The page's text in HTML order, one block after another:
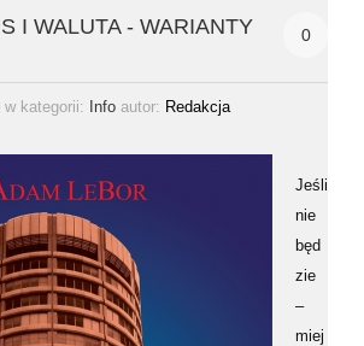
I WALUTA - WARIANTY
0
w kategorii: Infoautor: Redakcja
Jeśli
nie
będ
zie
–
miej